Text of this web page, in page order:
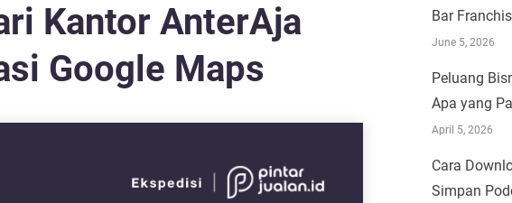
Kantor AnterAja
Google Maps
Bar
June 5, 2026
Peluang
Apa yang
April 5, 2026
Cara
Simpan